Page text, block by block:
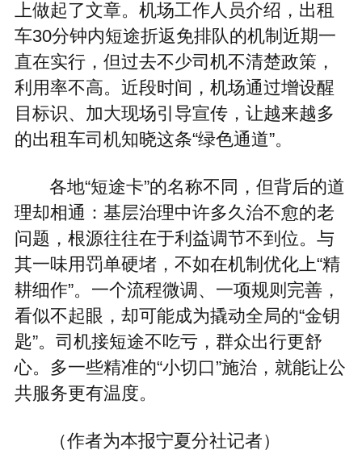
上做起了文章。机场工作人员介绍，出租
车30分钟内短途折返免排队的机制近期一
直在实行，但过去不少司机不清楚政策，
利用率不高。近段时间，机场通过增设醒
目标识、加大现场引导宣传，让越来越多
的出租车司机知晓这条“绿色通道”。
各地“短途卡”的名称不同，但背后的道
理却相通：基层治理中许多久治不愈的老
问题，根源往往在于利益调节不到位。与
其一味用罚单硬堵，不如在机制优化上“精
耕细作”。一个流程微调、一项规则完善，
看似不起眼，却可能成为撬动全局的“金钥
匙”。司机接短途不吃亏，群众出行更舒
心。多一些精准的“小切口”施治，就能让公
共服务更有温度。
（作者为本报宁夏分社记者）